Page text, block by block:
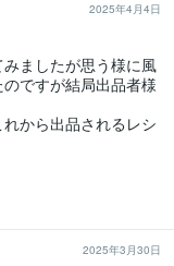
2025年4月4日
ましたが思う様に風
ですが結局出品者様
から出品されるレシ
2025年3月30日